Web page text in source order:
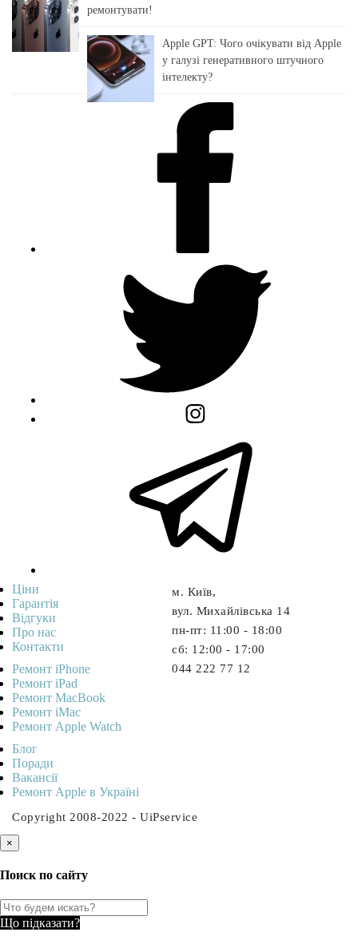
ремонтувати!
Apple GPT: Чого очікувати від Apple
у галузі генеративного штучного
інтелекту?
м. Київ,
вул. Михайлівська 14
пн-пт: 11:00 - 18:00
cб: 12:00 - 17:00
044 222 77 12
Ціни
Гарантія
Відгуки
Про нас
Контакти
Ремонт iPhone
Ремонт iPad
Ремонт MacBook
Ремонт iMac
Ремонт Apple Watch
Блог
Поради
Вакансії
Ремонт Apple в Україні
Copyright 2008-2022 - UiPservice
×
Поиск по сайту
Що підказати?